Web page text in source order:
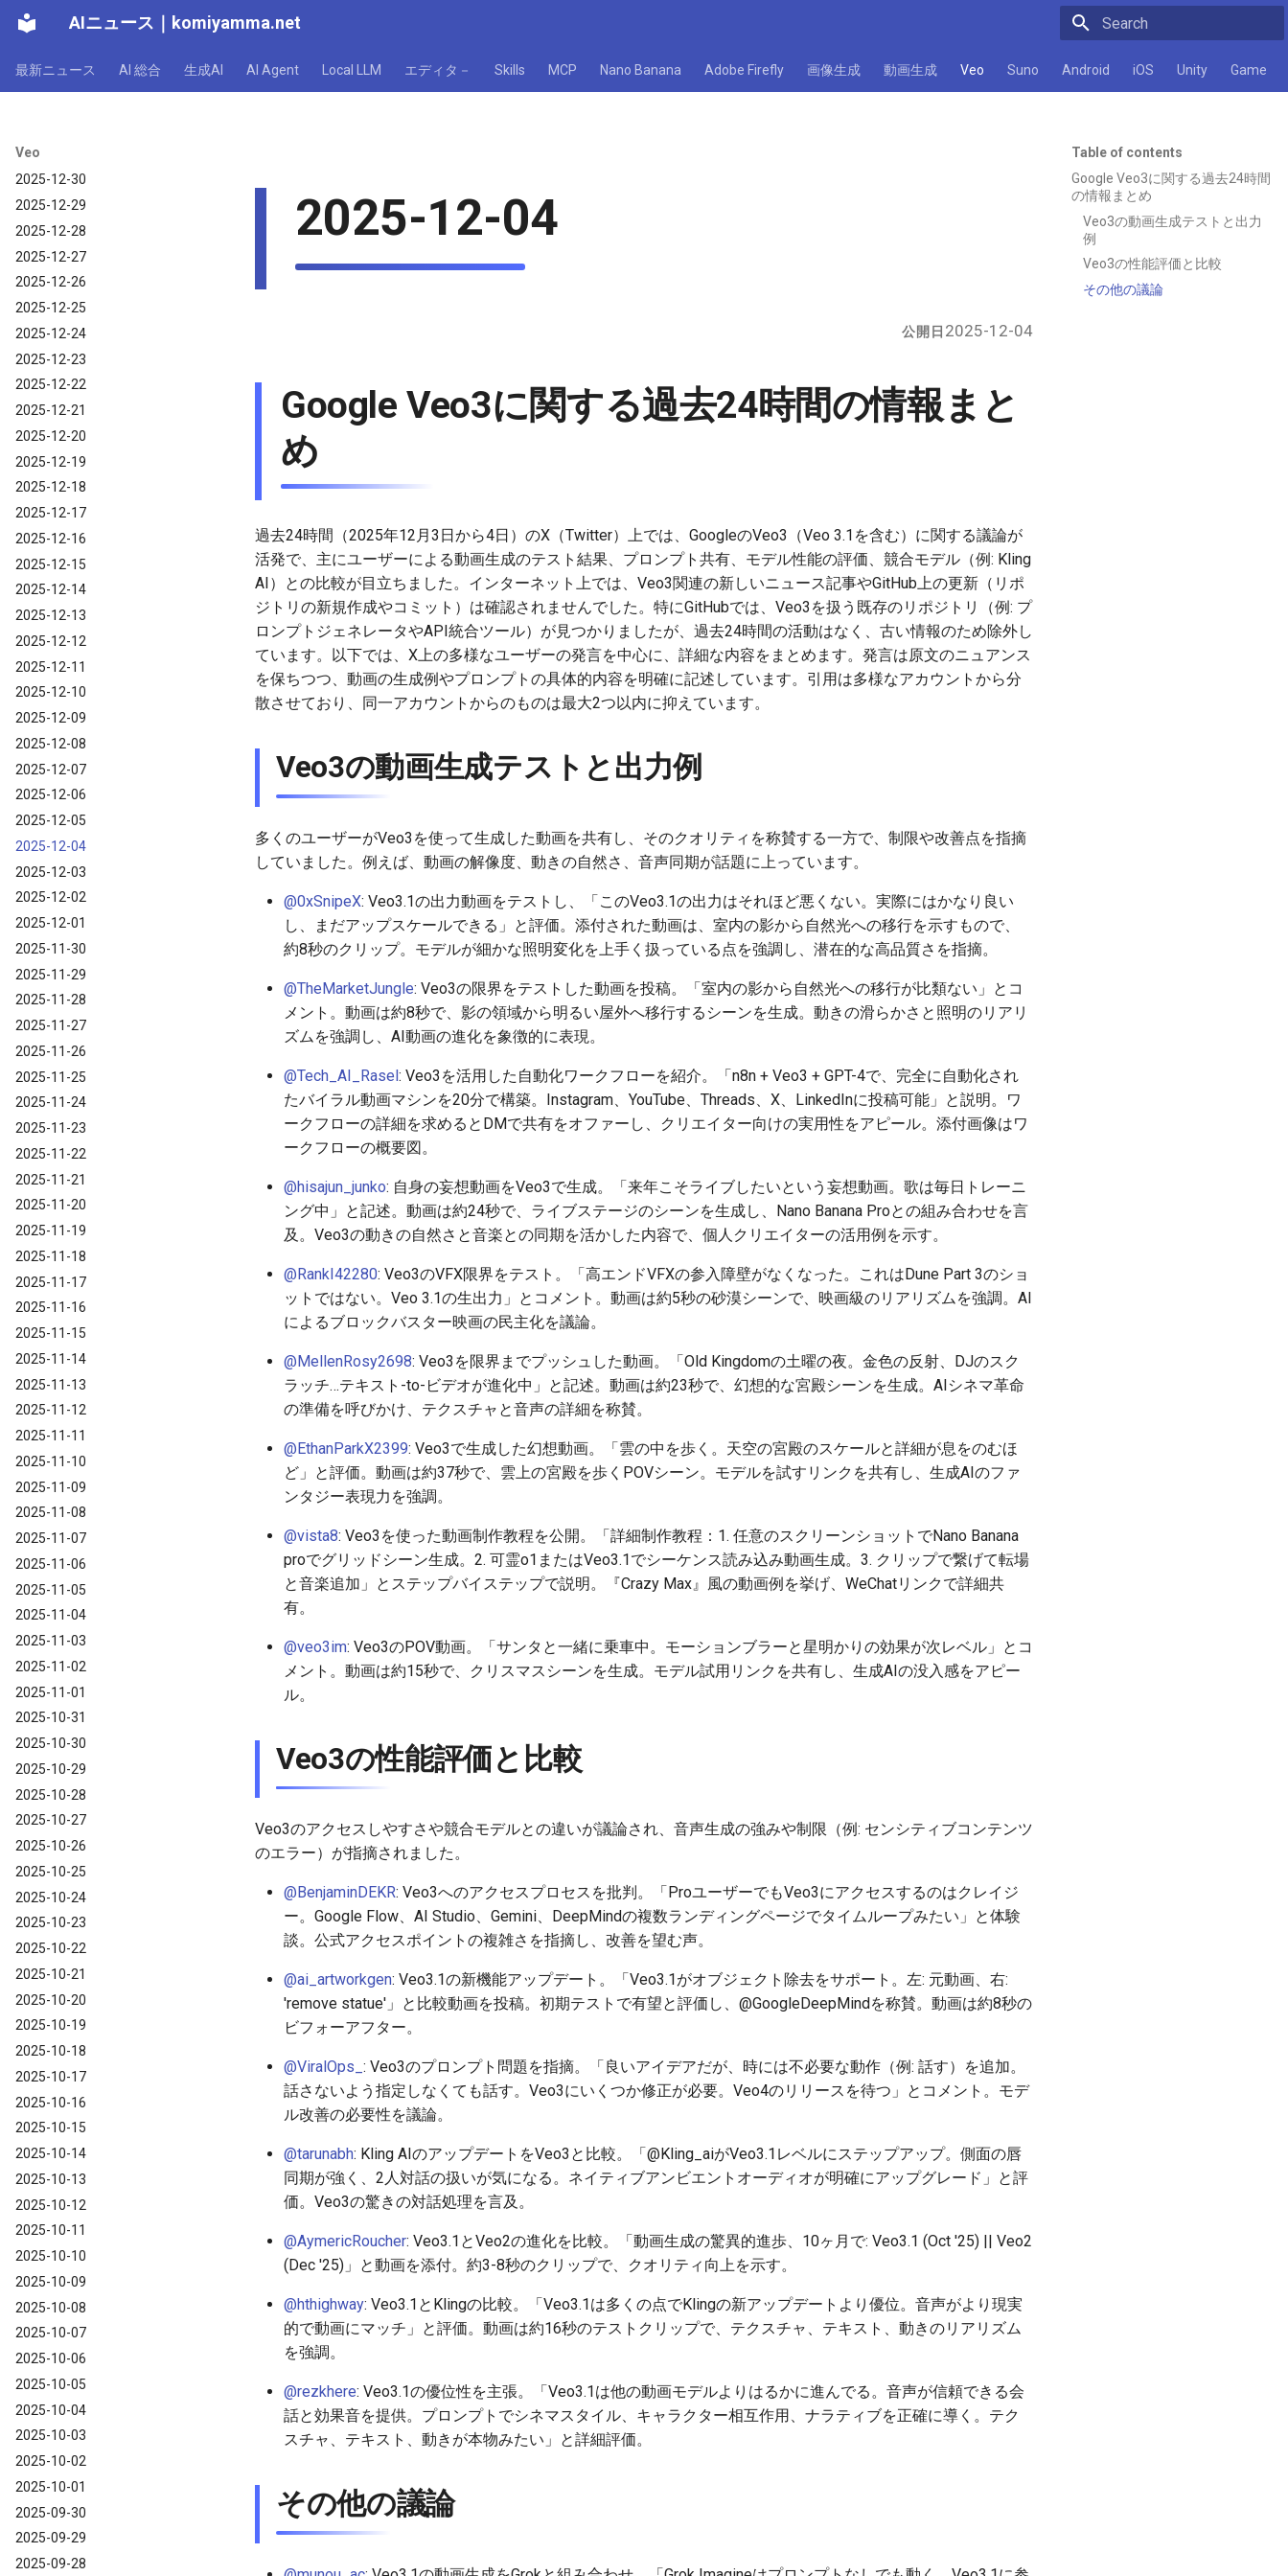
AIニュース komiyamma.net
最新ニュース AI 総合 生成AI AI Agent Local LLM エディタ－ Skills MCP Nano Banana Adobe Firefly 画像生成 動画生成 Veo Suno Android iOS Unity Game
Veo
2026-01-04
2026-01-02
2026-01-01
2025-12-31
2025-12-30
2025-12-29
2025-12-28
2025-12-27
2025-12-26
2025-12-25
2025-12-24
2025-12-23
2025-12-22
2025-12-21
2025-12-20
2025-12-19
2025-12-18
2025-12-17
2025-12-16
2025-12-15
2025-12-14
2025-12-13
2025-12-12
2025-12-11
2025-12-10
2025-12-09
2025-12-08
2025-12-07
2025-12-06
2025-12-05
2025-12-04
2025-12-03
2025-12-02
2025-12-01
2025-11-30
2025-11-29
2025-11-28
2025-11-27
2025-11-26
2025-11-25
2025-11-24
2025-11-23
2025-11-22
2025-11-21
2025-11-20
2025-11-19
2025-11-18
2025-11-17
2025-11-16
2025-11-15
2025-11-14
2025-11-13
2025-11-12
2025-11-11
2025-11-10
2025-11-09
2025-11-08
2025-11-07
2025-11-06
2025-11-05
2025-11-04
2025-11-03
2025-11-02
2025-11-01
2025-10-31
2025-10-30
2025-10-29
2025-10-28
2025-10-27
2025-10-26
2025-10-25
2025-10-24
2025-10-23
2025-10-22
2025-10-21
2025-10-20
2025-10-19
2025-10-18
2025-10-17
2025-10-16
2025-10-15
2025-10-14
2025-10-13
2025-10-12
2025-10-11
2025-10-10
2025-10-09
2025-10-08
2025-10-07
2025-10-06
2025-10-05
2025-10-04
2025-10-03
2025-10-02
2025-10-01
2025-09-30
2025-09-29
2025-09-28
Table of contents
Google Veo3に関する過去24時間
の情報まとめ
Veo3の動画生成テストと出力
例
Veo3の性能評価と比較
その他の議論
2025-12-04
公開日 2025-12-04
Google Veo3に関する過去24時間の情報まと
め
過去24時間（2025年12月3日から4日）のX（Twitter）上では、GoogleのVeo3（Veo 3.1を含む）に関する議論が
活発で、主にユーザーによる動画生成のテスト結果、プロンプト共有、モデル性能の評価、競合モデル（例: Kling
AI）との比較が目立ちました。インターネット上では、Veo3関連の新しいニュース記事やGitHub上の更新（リポ
ジトリの新規作成やコミット）は確認されませんでした。特にGitHubでは、Veo3を扱う既存のリポジトリ（例: プ
ロンプトジェネレータやAPI統合ツール）が見つかりましたが、過去24時間の活動はなく、古い情報のため除外し
ています。以下では、X上の多様なユーザーの発言を中心に、詳細な内容をまとめます。発言は原文のニュアンス
を保ちつつ、動画の生成例やプロンプトの具体的内容を明確に記述しています。引用は多様なアカウントから分
散させており、同一アカウントからのものは最大2つ以内に抑えています。
Veo3の動画生成テストと出力例
多くのユーザーがVeo3を使って生成した動画を共有し、そのクオリティを称賛する一方で、制限や改善点を指摘
していました。例えば、動画の解像度、動きの自然さ、音声同期が話題に上っています。
@0xSnipeX: Veo3.1の出力動画をテストし、「このVeo3.1の出力はそれほど悪くない。実際にはかなり良い
し、まだアップスケールできる」と評価。添付された動画は、室内の影から自然光への移行を示すもので、
約8秒のクリップ。モデルが細かな照明変化を上手く扱っている点を強調し、潜在的な高品質さを指摘。
@TheMarketJungle: Veo3の限界をテストした動画を投稿。「室内の影から自然光への移行が比類ない」とコ
メント。動画は約8秒で、影の領域から明るい屋外へ移行するシーンを生成。動きの滑らかさと照明のリアリ
ズムを強調し、AI動画の進化を象徴的に表現。
@Tech_AI_Rasel: Veo3を活用した自動化ワークフローを紹介。「n8n + Veo3 + GPT-4で、完全に自動化され
たバイラル動画マシンを20分で構築。Instagram、YouTube、Threads、X、LinkedInに投稿可能」と説明。ワ
ークフローの詳細を求めるとDMで共有をオファーし、クリエイター向けの実用性をアピール。添付画像はワ
ークフローの概要図。
@hisajun_junko: 自身の妄想動画をVeo3で生成。「来年こそライブしたいという妄想動画。歌は毎日トレーニ
ング中」と記述。動画は約24秒で、ライブステージのシーンを生成し、Nano Banana Proとの組み合わせを言
及。Veo3の動きの自然さと音楽との同期を活かした内容で、個人クリエイターの活用例を示す。
@RankI42280: Veo3のVFX限界をテスト。「高エンドVFXの参入障壁がなくなった。これはDune Part 3のショ
ットではない。Veo 3.1の生出力」とコメント。動画は約5秒の砂漠シーンで、映画級のリアリズムを強調。AI
によるブロックバスター映画の民主化を議論。
@MellenRosy2698: Veo3を限界までプッシュした動画。「Old Kingdomの土曜の夜。金色の反射、DJのスク
ラッチ…テキスト-to-ビデオが進化中」と記述。動画は約23秒で、幻想的な宮殿シーンを生成。AIシネマ革命
の準備を呼びかけ、テクスチャと音声の詳細を称賛。
@EthanParkX2399: Veo3で生成した幻想動画。「雲の中を歩く。天空の宮殿のスケールと詳細が息をのむほ
ど」と評価。動画は約37秒で、雲上の宮殿を歩くPOVシーン。モデルを試すリンクを共有し、生成AIのファ
ンタジー表現力を強調。
@vista8: Veo3を使った動画制作教程を公開。「詳細制作教程：1. 任意のスクリーンショットでNano Banana
proでグリッドシーン生成。2. 可霊o1またはVeo3.1でシーケンス読み込み動画生成。3. クリップで繋げて転場
と音楽追加」とステップバイステップで説明。『Crazy Max』風の動画例を挙げ、WeChatリンクで詳細共
有。
@veo3im: Veo3のPOV動画。「サンタと一緒に乗車中。モーションブラーと星明かりの効果が次レベル」とコ
メント。動画は約15秒で、クリスマスシーンを生成。モデル試用リンクを共有し、生成AIの没入感をアピー
ル。
Veo3の性能評価と比較
Veo3のアクセスしやすさや競合モデルとの違いが議論され、音声生成の強みや制限（例: センシティブコンテンツ
のエラー）が指摘されました。
@BenjaminDEKR: Veo3へのアクセスプロセスを批判。「ProユーザーでもVeo3にアクセスするのはクレイジ
ー。Google Flow、AI Studio、Gemini、DeepMindの複数ランディングページでタイムループみたい」と体験
談。公式アクセスポイントの複雑さを指摘し、改善を望む声。
@ai_artworkgen: Veo3.1の新機能アップデート。「Veo3.1がオブジェクト除去をサポート。左: 元動画、右:
'remove statue'」と比較動画を投稿。初期テストで有望と評価し、@GoogleDeepMindを称賛。動画は約8秒の
ビフォーアフター。
@ViralOps_ : Veo3のプロンプト問題を指摘。「良いアイデアだが、時には不必要な動作（例: 話す）を追加。
話さないよう指定しなくても話す。Veo3にいくつか修正が必要。Veo4のリリースを待つ」とコメント。モデ
ル改善の必要性を議論。
@tarunabh: Kling AIのアップデートをVeo3と比較。「@Kling_aiがVeo3.1レベルにステップアップ。側面の唇
同期が強く、2人対話の扱いが気になる。ネイティブアンビエントオーディオが明確にアップグレード」と評
価。Veo3の驚きの対話処理を言及。
@AymericRoucher: Veo3.1とVeo2の進化を比較。「動画生成の驚異的進歩、10ヶ月で: Veo3.1 (Oct '25) || Veo2
(Dec '25)」と動画を添付。約3-8秒のクリップで、クオリティ向上を示す。
@hthighway: Veo3.1とKlingの比較。「Veo3.1は多くの点でKlingの新アップデートより優位。音声がより現実
的で動画にマッチ」と評価。動画は約16秒のテストクリップで、テクスチャ、テキスト、動きのリアリズム
を強調。
@rezkhere: Veo3.1の優位性を主張。「Veo3.1は他の動画モデルよりはるかに進んでる。音声が信頼できる会
話と効果音を提供。プロンプトでシネマスタイル、キャラクター相互作用、ナラティブを正確に導く。テク
スチャ、テキスト、動きが本物みたい」と詳細評価。
その他の議論